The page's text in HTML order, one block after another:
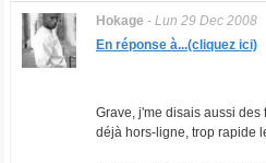
Hokage - Lun 29 Dec 2008
En réponse à...(cliquez ici)
Grave, j'me disais aussi
déjà hors-ligne, trop rapide